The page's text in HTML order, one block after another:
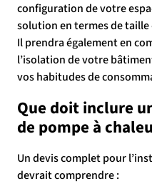
configuration de votre
solution en termes de taille
Il prendra également en
l’isolation de votre
vos habitudes de
Que doit inclure
de pompe à
Un devis complet pour
devrait comprendre :